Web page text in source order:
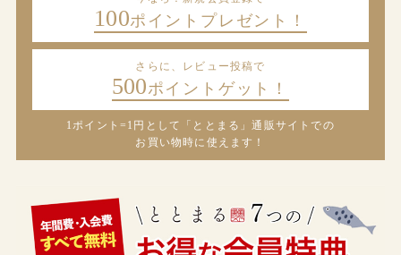
100ポイントプレゼント！
さらに、レビュー投稿で
500ポイントゲット！
1ポイント=1円として「ととまる」通販サイトでの
お買い物時に使えます！